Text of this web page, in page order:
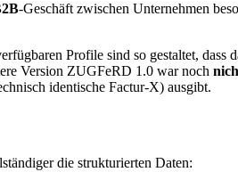
-Geschäft zwischen Unternehmen
Profile sind so gestaltet, dass
Version ZUGFeRD 1.0 war noch
identische Factur-X) ausgibt.
die strukturierten Daten: